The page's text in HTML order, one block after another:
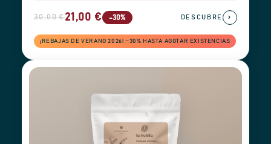
30,00 €21,00 € -30%
¡REBAJAS DE VERANO 2026! −30% HASTA AGOTAR EXISTENCIAS
DESCUBRE ›